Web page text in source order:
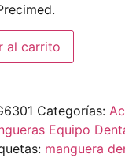
al carrito
Categorías:
Equipo
manguera